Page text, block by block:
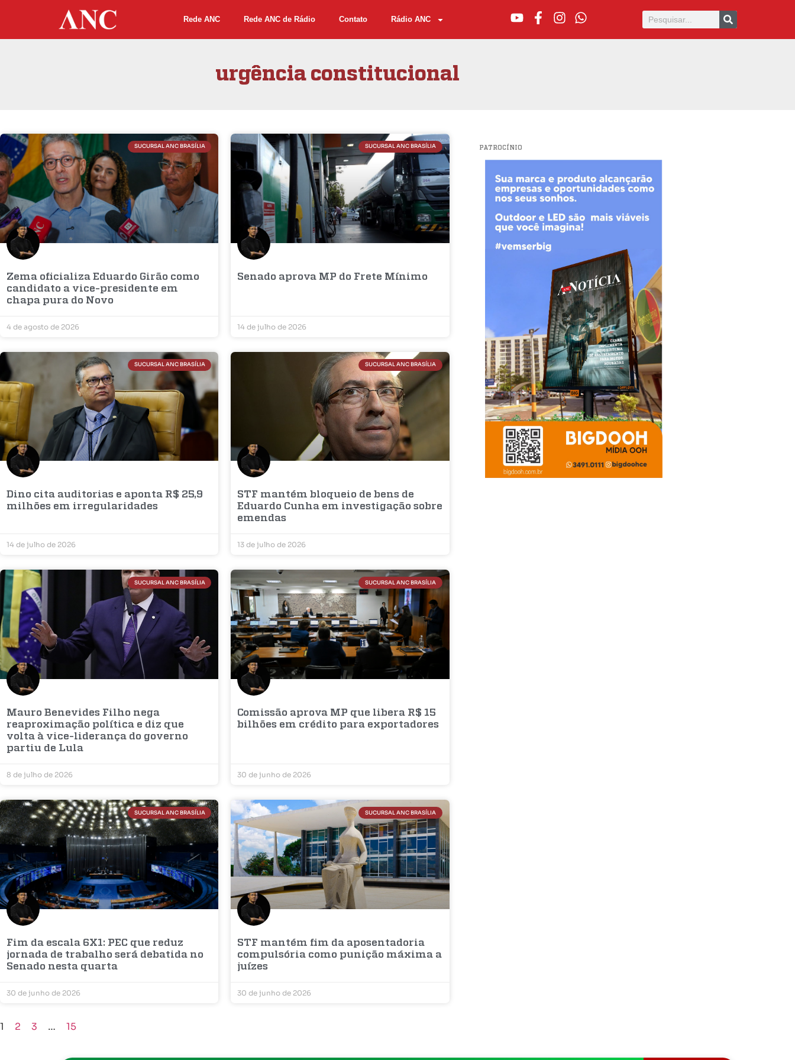
Rede ANC Rede ANC de Rádio Contato Rádio ANC
urgência constitucional
SUCURSAL ANC BRASÍLIA
Zema oficializa Eduardo Girão como
candidato a vice-presidente em
chapa pura do Novo
4 de agosto de 2026
SUCURSAL ANC BRASÍLIA
Senado aprova MP do Frete Mínimo
14 de julho de 2026
SUCURSAL ANC BRASÍLIA
Dino cita auditorias e aponta R$ 25,9
milhões em irregularidades
14 de julho de 2026
SUCURSAL ANC BRASÍLIA
STF mantém bloqueio de bens de
Eduardo Cunha em investigação sobre
emendas
13 de julho de 2026
SUCURSAL ANC BRASÍLIA
Mauro Benevides Filho nega
reaproximação política e diz que
volta à vice-liderança do governo
partiu de Lula
8 de julho de 2026
SUCURSAL ANC BRASÍLIA
Comissão aprova MP que libera R$ 15
bilhões em crédito para exportadores
30 de junho de 2026
SUCURSAL ANC BRASÍLIA
Fim da escala 6X1: PEC que reduz
jornada de trabalho será debatida no
Senado nesta quarta
30 de junho de 2026
SUCURSAL ANC BRASÍLIA
STF mantém fim da aposentadoria
compulsória como punição máxima a
juízes
30 de junho de 2026
1 2 3 … 15
PATROCÍNIO